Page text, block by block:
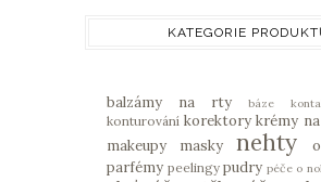
KATEGORIE
balzámy na rty báze
konturování korektory krémy
makeupy
masky nehty
parfémy peelingy pudry péče o